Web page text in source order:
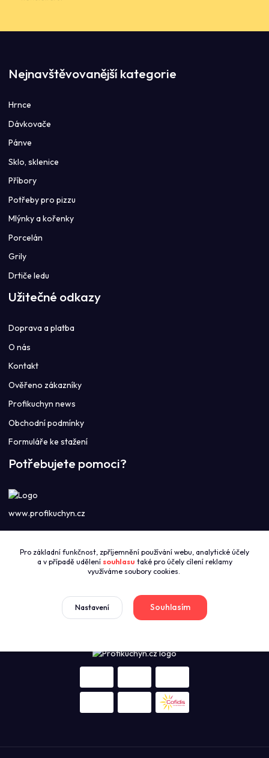
Nejnavštěvovanější kategorie
Hrnce
Dávkovače
Pánve
Sklo, sklenice
Příbory
Potřeby pro pizzu
Mlýnky a kořenky
Porcelán
Grily
Drtiče ledu
Užitečné odkazy
Doprava a platba
O nás
Kontakt
Ověřeno zákazníky
Profikuchyn news
Obchodní podmínky
Formuláře ke stažení
Potřebujete pomoci?
www.profikuchyn.cz
+420774421626
(Po-Pá 8:00-16:00)
sales@profikuchyn.cz
Pro základní funkčnost, zpříjemnění používání webu, analytické účely
a v případě udělení souhlasu také pro účely cílení reklamy
využíváme soubory cookies.
Nastavení Souhlasím